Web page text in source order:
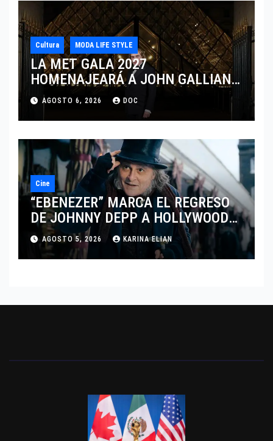
Cultura MODA LIFE STYLE
LA MET GALA 2027
HOMENAJEARÁ A JOHN GALLIANO
MARCANDO EL REGRESO DEL REY
DEL DRAMATISMO
AGOSTO 6, 2026 DOC
Cine
“EBENEZER” MARCA EL REGRESO
DE JOHNNY DEPP A HOLLYWOOD
TRAS SU PASO POR EL CINE
INDEPENDIENTE EUROPEO
AGOSTO 5, 2026 KARINA ELIAN